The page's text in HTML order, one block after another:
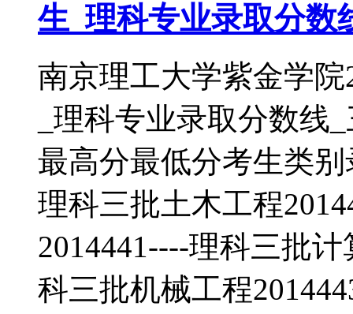
生_理科专业录取分数
南京理工大学紫金学
_理科专业录取分数线
最高分最低分考生类
理科三批土木工程
2014441----理科三批
科三批机械工程